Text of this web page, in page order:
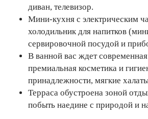
диван, телевизор.
Мини-кухня с электрическим
холодильник для напитков
сервировочной посудой и
В ванной вас ждет
премиальная косметика и
принадлежности, мягкие
Терраса обустроена зоной
побыть наедине с природой и